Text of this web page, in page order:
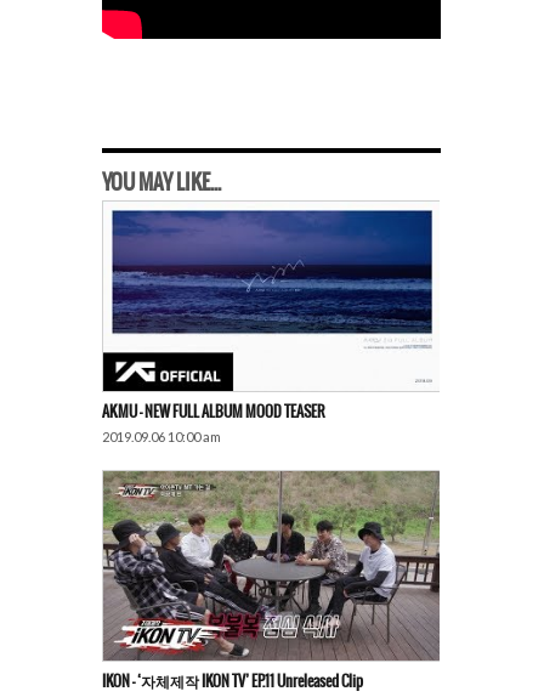
YOU MAY LIKE...
AKMU – NEW FULL ALBUM MOOD TEASER
2019.09.06 10:00 am
IKON – ‘자체제작 IKON TV’ EP.11 Unreleased Clip